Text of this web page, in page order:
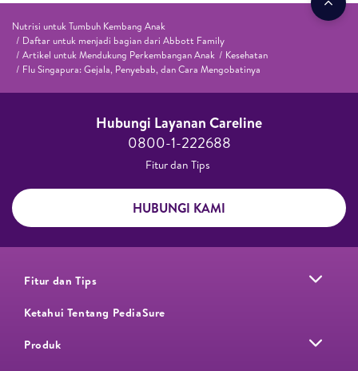
Nutrisi untuk Tumbuh Kembang Anak
Daftar untuk menjadi bagian dari Abbott Family
Artikel untuk Mendukung Perkembangan Anak
Kesehatan
Flu Singapura: Gejala, Penyebab, dan Cara Mengobatinya
Hubungi Layanan Careline​
0800-1-222688​
Fitur dan Tips ​
HUBUNGI KAMI
Fitur dan Tips
Ketahui Tentang PediaSure
Produk